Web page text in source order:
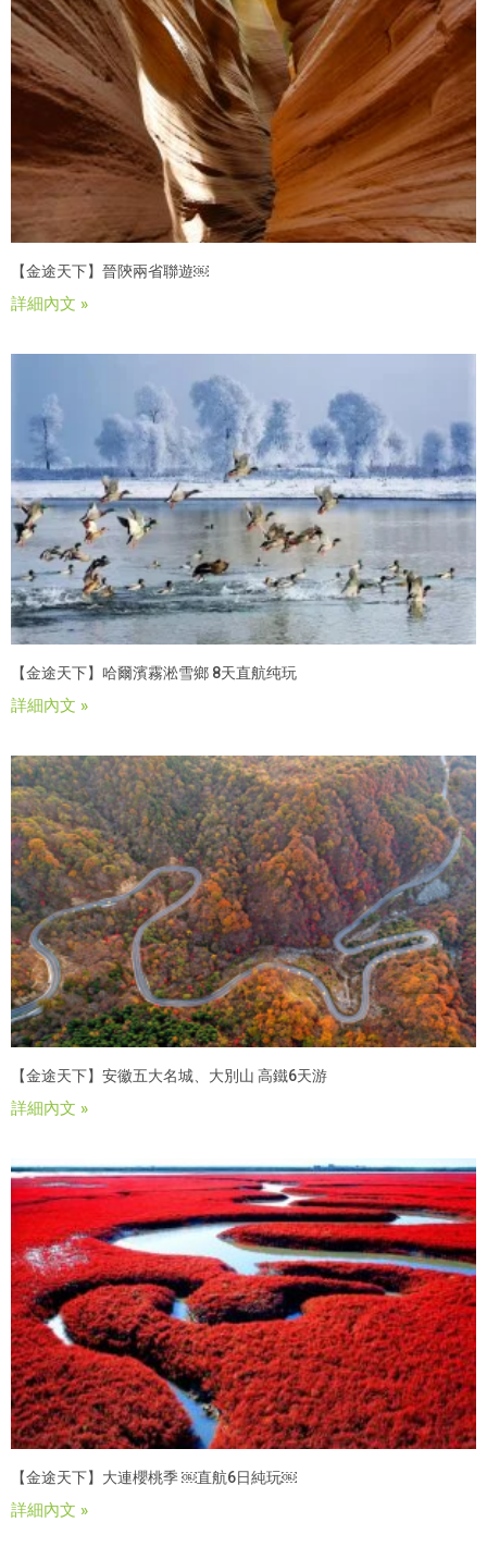
【金途天下】晉陝兩省聯遊￼
詳細內文 »
【金途天下】哈爾濱霧淞雪鄉 8天直航纯玩
詳細內文 »
【金途天下】安徽五大名城、大別山 高鐵6天游
詳細內文 »
【金途天下】大連櫻桃季 ￼直航6日純玩￼
詳細內文 »